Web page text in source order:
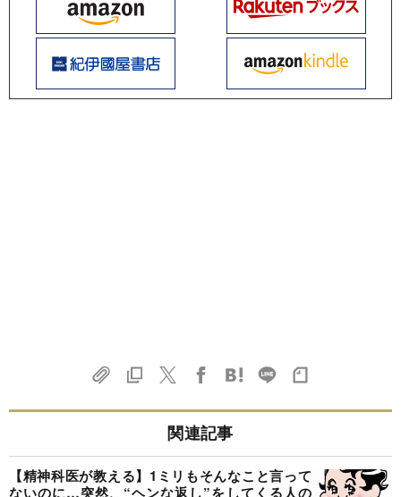
関連記事
【精神科医が教える】1ミリもそんなこと言って
ないのに…突然、“ヘンな返し”をしてくる人の